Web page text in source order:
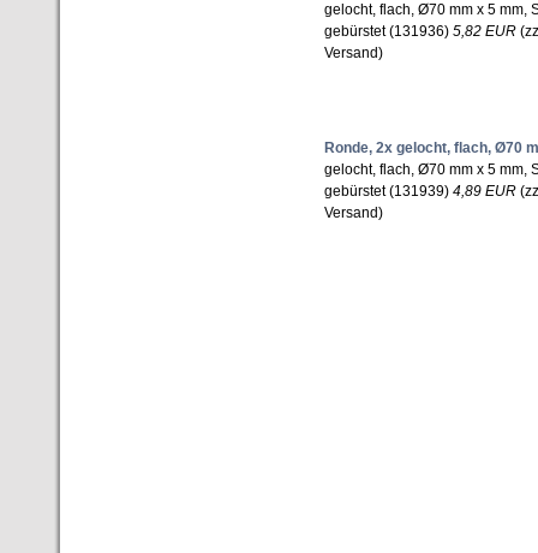
gelocht, flach, Ø70 mm x 5 mm,
gebürstet (131936) 5,82 EUR
Versand)
Ronde, 2x gelocht, flach, Ø70
gelocht, flach, Ø70 mm x 5 mm,
gebürstet (131939) 4,89 EUR
Versand)